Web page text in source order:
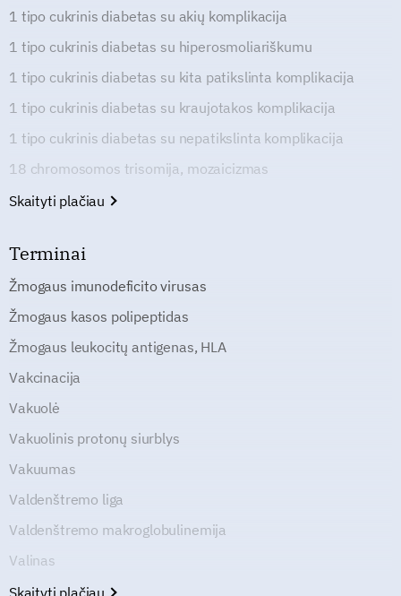
1 tipo cukrinis diabetas su akių komplikacija
1 tipo cukrinis diabetas su hiperosmoliariškumu
1 tipo cukrinis diabetas su kita patikslinta komplikacija
1 tipo cukrinis diabetas su kraujotakos komplikacija
1 tipo cukrinis diabetas su nepatikslinta komplikacija
18 chromosomos trisomija, mozaicizmas
Skaityti plačiau
Terminai
Žmogaus imunodeficito virusas
Žmogaus kasos polipeptidas
Žmogaus leukocitų antigenas, HLA
Vakcinacija
Vakuolė
Vakuolinis protonų siurblys
Vakuumas
Valdenštremo liga
Valdenštremo makroglobulinemija
Valinas
Skaityti plačiau